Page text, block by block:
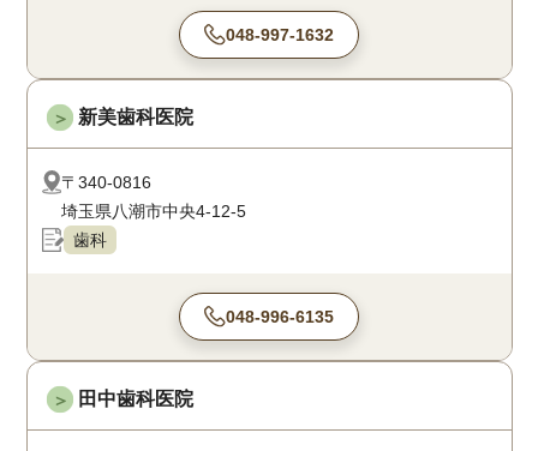
048-997-1632
＞ 新美歯科医院
〒340-0816
埼玉県八潮市中央4-12-5
歯科
048-996-6135
＞ 田中歯科医院